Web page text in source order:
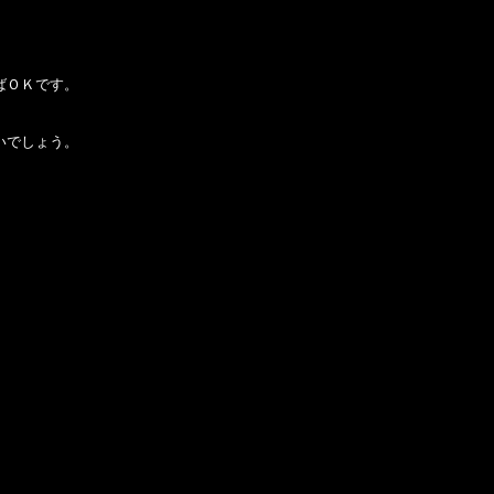
Ｋです。
しょう。